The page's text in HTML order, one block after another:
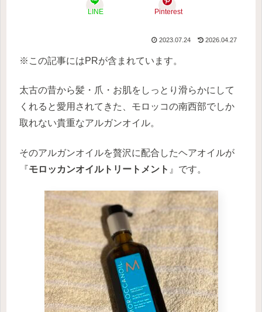
LINE Pinterest
2023.07.24 2026.04.27
※この記事にはPRが含まれています。
太古の昔から髪・爪・お肌をしっとり滑らかにして
くれると愛用されてきた、モロッコの南西部でしか
取れない貴重なアルガンオイル。
そのアルガンオイルを贅沢に配合したヘアオイルが
『モロッカンオイルトリートメント 』です。